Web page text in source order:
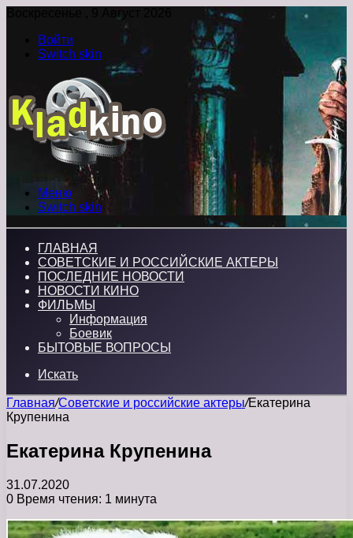
Воскресенье , 9 Август 2026
Войти
Switch skin
Меню
Switch skin
ГЛАВНАЯ
СОВЕТСКИЕ И РОССИЙСКИЕ АКТЕРЫ
ПОСЛЕДНИЕ НОВОСТИ
НОВОСТИ КИНО
ФИЛЬМЫ
Информация
Боевик
БЫТОВЫЕ ВОПРОСЫ
Искать
Главная/Советские и российские актеры/Екатерина
Крупенина
Екатерина Крупенина
31.07.2020
0 Время чтения: 1 минута